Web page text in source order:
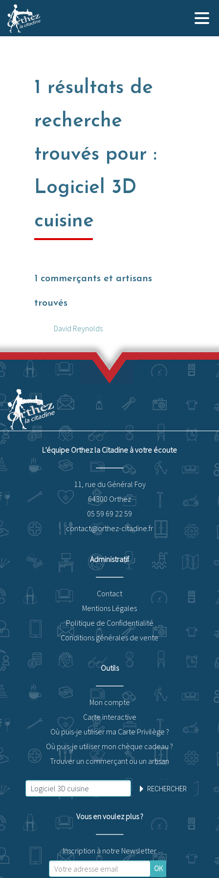
Qui sommes-nous ?
L’équipe Orthez la Citadine
Nos partenaires
Actualités
Promotions
Offres d’emploi
Acheter des chèques Cadeaux
Où utiliser les Chèques Cadeaux ?
Où utiliser ma Carte Privilège ?
1 résultats de
recherche
trouvés pour :
Logiciel 3D
cuisine
1 commerçants et artisans
trouvés
David Reynolds
L’équipe Orthez la Citadine à votre écoute
11, rue du Général Foy
64300 Orthez
05 59 69 22 59
contact@orthez-citadine.fr
Administratif
Contact
Mentions Légales
Politique de Confidentialité
Conditions générales de vente
Outils
Mon compte
Carte interactive
Où puis-je utiliser ma Carte Privilège ?
Où puis-je utiliser mon chèque cadeau ?
Trouver un commerçant ou un artisan
RECHERCHER
Vous en voulez plus ?
Inscription à notre Newsletter
OK